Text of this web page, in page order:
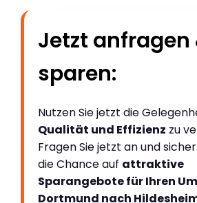
Jetzt anfragen
sparen:
Nutzen Sie jetzt die
Qualität und Effizienz zu
Fragen Sie jetzt an und
die Chance auf attraktive
Sparangebote für Ihren
Dortmund nach